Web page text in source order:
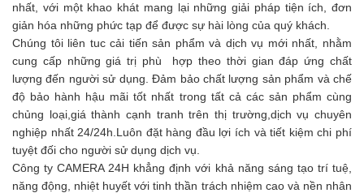
nhất, với một khao khát mang lại những giải pháp tiện ích, đơn
giản hóa những phức tạp để được sự hài lòng của quý khách.
Chúng tôi liên tuc cải tiến sản phẩm và dịch vụ mới nhất, nhằm
cung cấp những giá trị phù hợp theo thời gian đáp ứng chất
lượng đến người sử dụng. Đảm bảo chất lượng sản phẩm và chế
độ bảo hành hậu mãi tốt nhất trong tất cả các sản phẩm cùng
chủng loại,giá thành cạnh tranh trên thị trường,dịch vụ chuyên
nghiệp nhất 24/24h.Luôn đặt hàng đầu lợi ích và tiết kiệm chi phí
tuyệt đối cho người sử dụng dịch vụ.
Công ty CAMERA 24H khẳng định với khả năng sáng tạo trí tuệ,
năng động, nhiệt huyết với tinh thần trách nhiệm cao và nền nhân